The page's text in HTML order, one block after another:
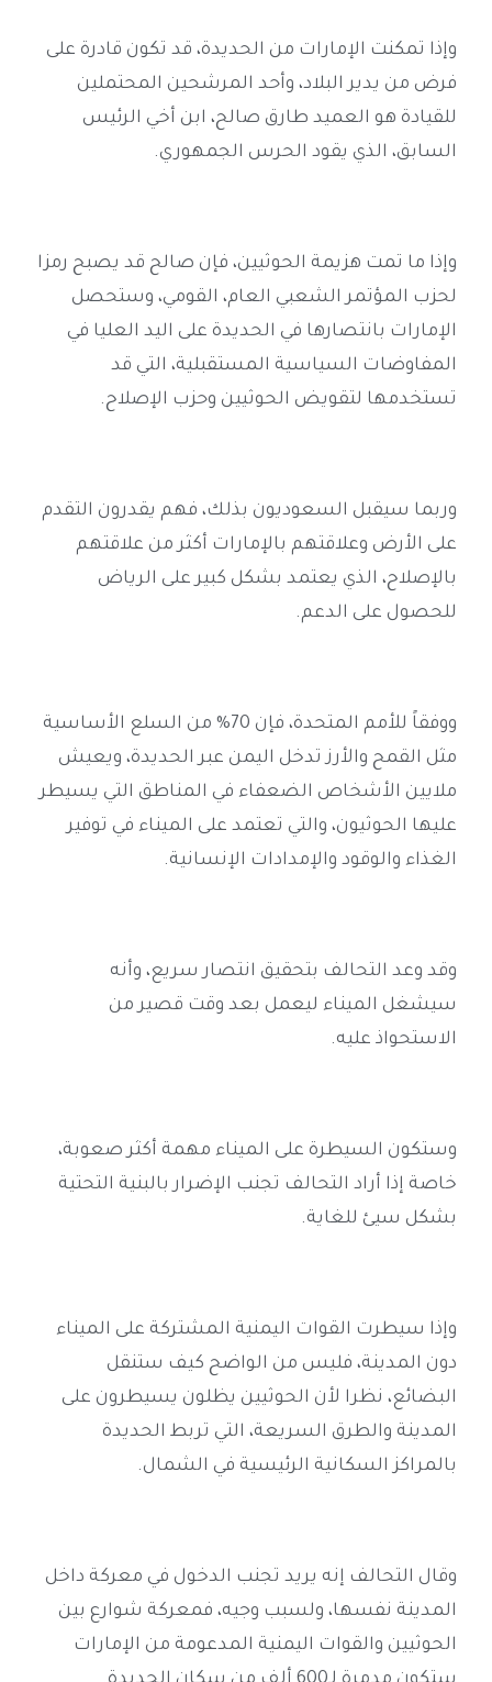
وإذا تمكنت الإمارات من الحديدة، قد تكون قادرة على
فرض من يدير البلاد، وأحد المرشحين المحتملين
للقيادة هو العميد طارق صالح، ابن أخي الرئيس
السابق، الذي يقود الحرس الجمهوري.
وإذا ما تمت هزيمة الحوثيين، فإن صالح قد يصبح رمزا
لحزب المؤتمر الشعبي العام، القومي، وستحصل
الإمارات بانتصارها في الحديدة على اليد العليا في
المفاوضات السياسية المستقبلية، التي قد
تستخدمها لتقويض الحوثيين وحزب الإصلاح.
وربما سيقبل السعوديون بذلك، فهم يقدرون التقدم
على الأرض وعلاقتهم بالإمارات أكثر من علاقتهم
بالإصلاح، الذي يعتمد بشكل كبير على الرياض
للحصول على الدعم.
ووفقاً للأمم المتحدة، فإن 70% من السلع الأساسية
مثل القمح والأرز تدخل اليمن عبر الحديدة، ويعيش
ملايين الأشخاص الضعفاء في المناطق التي يسيطر
عليها الحوثيون، والتي تعتمد على الميناء في توفير
الغذاء والوقود والإمدادات الإنسانية.
وقد وعد التحالف بتحقيق انتصار سريع، وأنه
سيشغل الميناء ليعمل بعد وقت قصير من
الاستحواذ عليه.
وستكون السيطرة على الميناء مهمة أكثر صعوبة،
خاصة إذا أراد التحالف تجنب الإضرار بالبنية التحتية
بشكل سيئ للغاية.
وإذا سيطرت القوات اليمنية المشتركة على الميناء
دون المدينة، فليس من الواضح كيف ستنقل
البضائع، نظرا لأن الحوثيين يظلون يسيطرون على
المدينة والطرق السريعة، التي تربط الحديدة
بالمراكز السكانية الرئيسية في الشمال.
وقال التحالف إنه يريد تجنب الدخول في معركة داخل
المدينة نفسها، ولسبب وجيه، فمعركة شوارع بين
الحوثيين والقوات اليمنية المدعومة من الإمارات